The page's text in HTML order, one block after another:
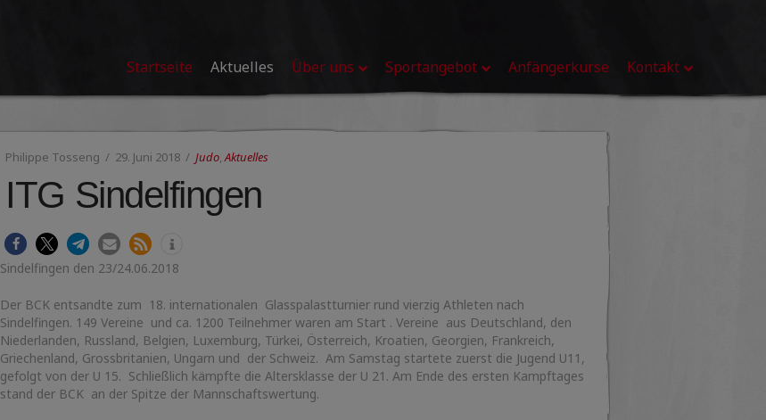
Startseite Aktuelles Über uns Sportangebot Anfängerkurse Kontakt
Philippe Tosseng 29. Juni 2018 Judo, Aktuelles
ITG Sindelfingen
Sindelfingen den 23/24.06.2018
Der BCK entsandte zum 18. internationalen Glasspalastturnier rund vierzig Athleten nach
Sindelfingen. 149 Vereine und ca. 1200 Teilnehmer waren am Start . Vereine aus Deutschland, den
Niederlanden, Russland, Belgien, Luxemburg, Türkei, Österreich, Kroatien, Georgien, Frankreich,
Griechenland, Grossbritanien, Ungarn und der Schweiz. Am Samstag startete zuerst die Jugend U11,
gefolgt von der U 15. Schließlich kämpfte die Altersklasse der U 21. Am Ende des ersten Kampftages
stand der BCK an der Spitze der Mannschaftswertung.